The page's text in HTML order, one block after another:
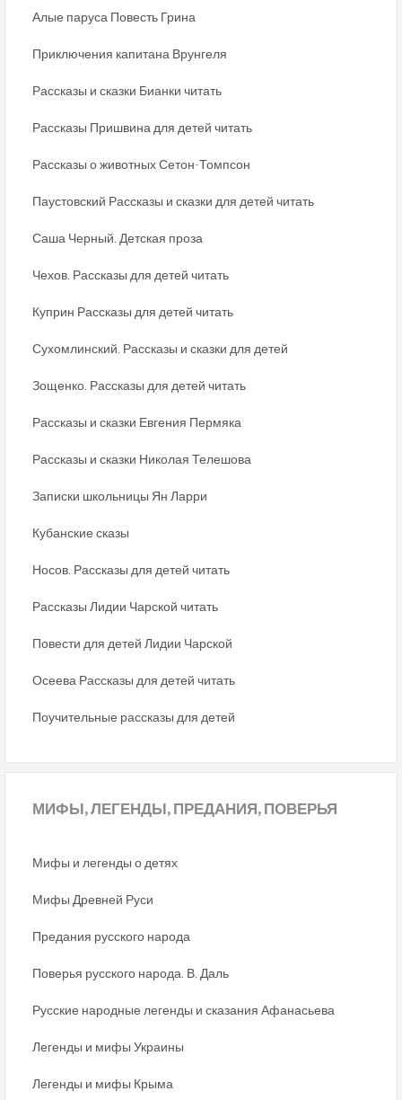
Алые паруса Повесть Грина
Приключения капитана Врунгеля
Рассказы и сказки Бианки читать
Рассказы Пришвина для детей читать
Рассказы о животных Сетон-Томпсон
Паустовский Рассказы и сказки для детей читать
Саша Черный. Детская проза
Чехов. Рассказы для детей читать
Куприн Рассказы для детей читать
Сухомлинский. Рассказы и сказки для детей
Зощенко. Рассказы для детей читать
Рассказы и сказки Евгения Пермяка
Рассказы и сказки Николая Телешова
Записки школьницы Ян Ларри
Кубанские сказы
Носов. Рассказы для детей читать
Рассказы Лидии Чарской читать
Повести для детей Лидии Чарской
Осеева Рассказы для детей читать
Поучительные рассказы для детей
МИФЫ,ЛЕГЕНДЫ, ПРЕДАНИЯ, ПОВЕРЬЯ
Мифы и легенды о детях
Мифы Древней Руси
Предания русского народа
Поверья русского народа. В. Даль
Русские народные легенды и сказания Афанасьева
Легенды и мифы Украины
Легенды и мифы Крыма